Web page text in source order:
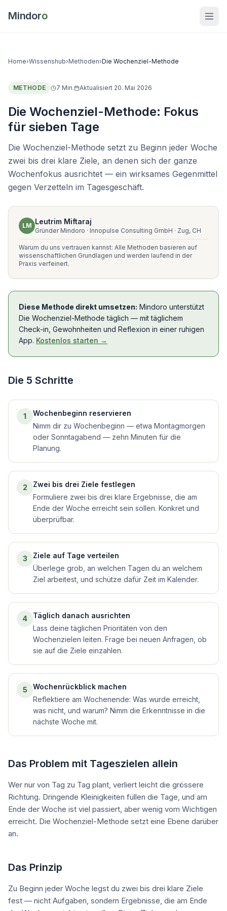
Mindoro
Home›Wissenshub›Methoden›Die Wochenziel-Methode
METHODE 7 Min. Aktualisiert 20. Mai 2026
Die Wochenziel-Methode: Fokus
für sieben Tage
Die Wochenziel-Methode setzt zu Beginn jeder Woche
zwei bis drei klare Ziele, an denen sich der ganze
Wochenfokus ausrichtet — ein wirksames Gegenmittel
gegen Verzetteln im Tagesgeschäft.
LM Leutrim Miftaraj
Gründer Mindoro · Innopulse Consulting GmbH · Zug, CH
Warum du uns vertrauen kannst: Alle Methoden basieren auf
wissenschaftlichen Grundlagen und werden laufend in der
Praxis verfeinert.
Diese Methode direkt umsetzen: Mindoro unterstützt
Die Wochenziel-Methode täglich — mit täglichem
Check-in, Gewohnheiten und Reflexion in einer ruhigen
App. Kostenlos starten →
Die 5 Schritte
1
Wochenbeginn reservieren
Nimm dir zu Wochenbeginn — etwa Montagmorgen
oder Sonntagabend — zehn Minuten für die
Planung.
2
Zwei bis drei Ziele festlegen
Formuliere zwei bis drei klare Ergebnisse, die am
Ende der Woche erreicht sein sollen. Konkret und
überprüfbar.
3
Ziele auf Tage verteilen
Überlege grob, an welchen Tagen du an welchem
Ziel arbeitest, und schütze dafür Zeit im Kalender.
4
Täglich danach ausrichten
Lass deine täglichen Prioritäten von den
Wochenzielen leiten. Frage bei neuen Anfragen, ob
sie auf die Ziele einzahlen.
5
Wochenrückblick machen
Reflektiere am Wochenende: Was wurde erreicht,
was nicht, und warum? Nimm die Erkenntnisse in die
nächste Woche mit.
Das Problem mit Tageszielen allein
Wer nur von Tag zu Tag plant, verliert leicht die grössere
Richtung. Dringende Kleinigkeiten füllen die Tage, und am
Ende der Woche ist viel passiert, aber wenig vom Wichtigen
erreicht. Die Wochenziel-Methode setzt eine Ebene darüber
an.
Das Prinzip
Zu Beginn jeder Woche legst du zwei bis drei klare Ziele
fest — nicht Aufgaben, sondern Ergebnisse, die am Ende